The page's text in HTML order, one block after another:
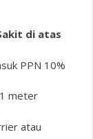
di atas
PPN 10%
meter
atau